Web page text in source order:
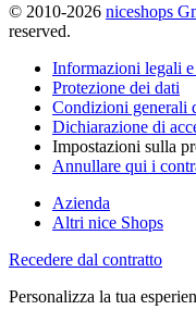
© 2010-2026 niceshops
reserved.
Informazioni legali
Protezione dei dati
Condizioni generali
Dichiarazione di
Impostazioni sulla
Annullare qui i
Azienda
Altri nice Shops
Recedere dal contratto
Personalizza la tua